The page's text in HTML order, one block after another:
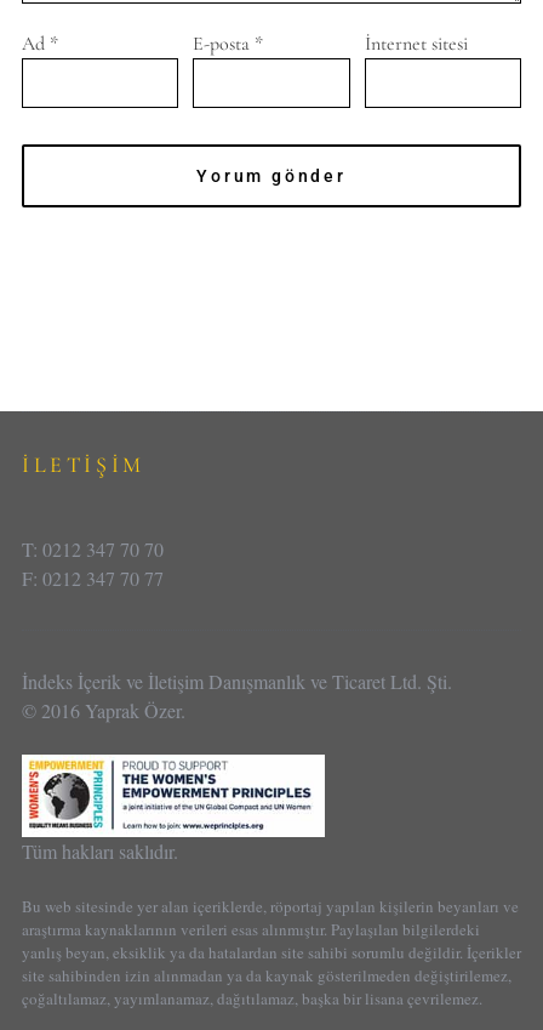
Ad * E-posta * İnternet sitesi
İLETİŞİM
T: 0212 347 70 70
F: 0212 347 70 77
İndeks İçerik ve İletişim Danışmanlık ve Ticaret Ltd. Şti.
© 2016 Yaprak Özer.
Tüm hakları saklıdır.
Bu web sitesinde yer alan içeriklerde, röportaj yapılan kişilerin beyanları ve
araştırma kaynaklarının verileri esas alınmıştır. Paylaşılan bilgilerdeki
yanlış beyan, eksiklik ya da hatalardan site sahibi sorumlu değildir. İçerikler
site sahibinden izin alınmadan ya da kaynak gösterilmeden değiştirilemez,
çoğaltılamaz, yayımlanamaz, dağıtılamaz, başka bir lisana çevrilemez.